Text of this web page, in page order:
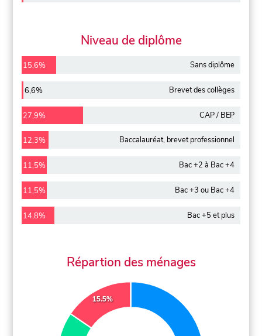
Niveau de diplôme
15,6% Sans diplôme
6,6% Brevet des collèges
27,9% CAP / BEP
12,3% Baccalauréat, brevet professionnel
11,5% Bac +2 à Bac +4
11,5% Bac +3 ou Bac +4
14,8% Bac +5 et plus
Répartion des ménages
15.5%